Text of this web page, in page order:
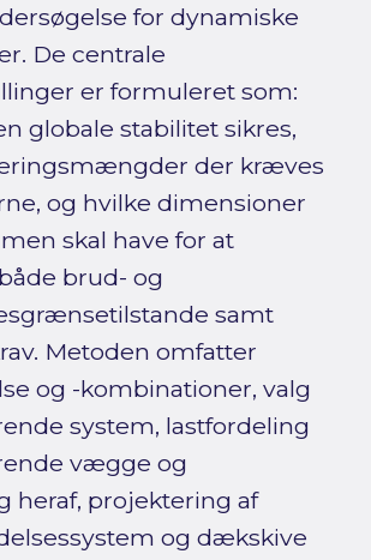
for dynamiske
De centrale
er formuleret som:
globale stabilitet sikres,
der kræves
og hvilke dimensioner
skal have for at
brud- og
samt
Metoden omfatter
og -kombinationer, valg
system, lastfordeling
vægge og
heraf, projektering af
og dækskive